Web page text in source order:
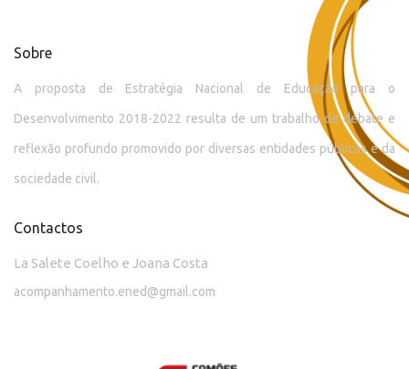
Sobre
A proposta de Estratégia Nacional de Educação para o
Desenvolvimento 2018-2022 resulta de um trabalho de debate e
reflexão profundo promovido por diversas entidades públicas e da
sociedade civil.
Contactos
La Salete Coelho e Joana Costa
acompanhamento.ened@gmail.com